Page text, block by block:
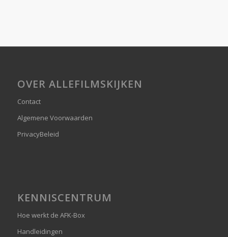
OVER ALLEFILMSKIJKEN
Contact
Algemene Voorwaarden
PrivacyBeleid
KENNISCENTRUM
Hoe werkt de AFK-Box
Handleidingen